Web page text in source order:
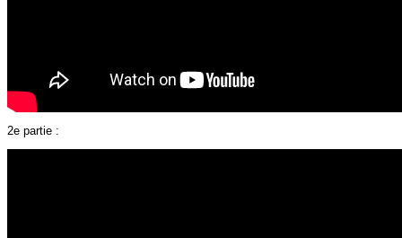
2e partie :